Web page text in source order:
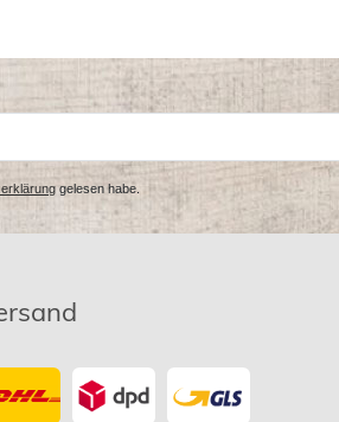
gelesen habe.